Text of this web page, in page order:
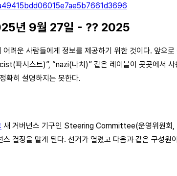
년 9월 27일 - ?? 2025
려운 사람들에게 정보를 제공하기 위한 것이다. 앞
파시스트)”, “nazi(나치)” 같은 레이블이 곳곳에서
확히 설명하지는 못한다.
새 거버넌스 기구인 Steering Committee(운영위원회,
결정을 맡게 된다. 선거가 열렸고 다음과 같은 구성